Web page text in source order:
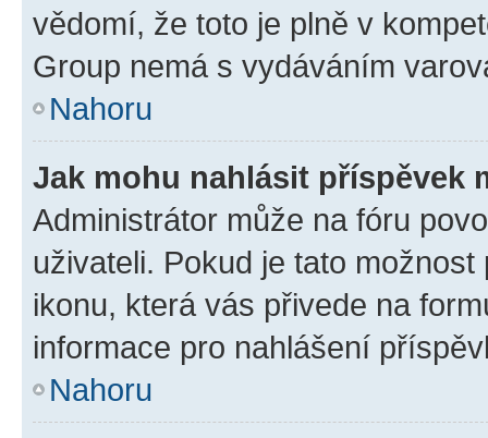
vědomí, že toto je plně v
Group nemá s vydáváním
Nahoru
Jak mohu nahlásit příspěvek
Administrátor může na fóru
uživateli. Pokud je tato
ikonu, která vás přivede na
informace pro nahlášení
Nahoru